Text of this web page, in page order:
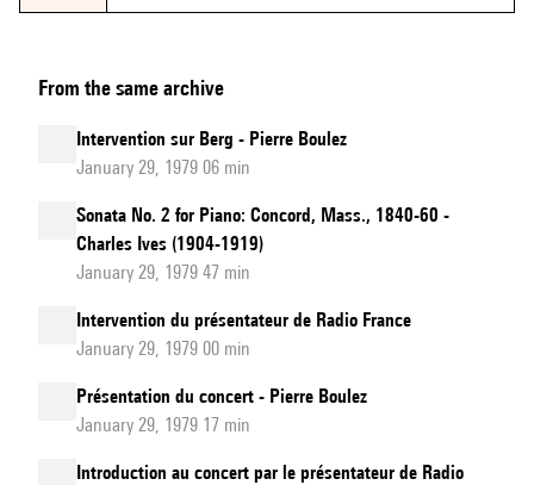
From the same archive
Intervention sur Berg - Pierre Boulez
January 29, 1979 06 min
Sonata No. 2 for Piano: Concord, Mass., 1840-60 -
Charles Ives (1904-1919)
January 29, 1979 47 min
Intervention du présentateur de Radio France
January 29, 1979 00 min
Présentation du concert - Pierre Boulez
January 29, 1979 17 min
Introduction au concert par le présentateur de Radio